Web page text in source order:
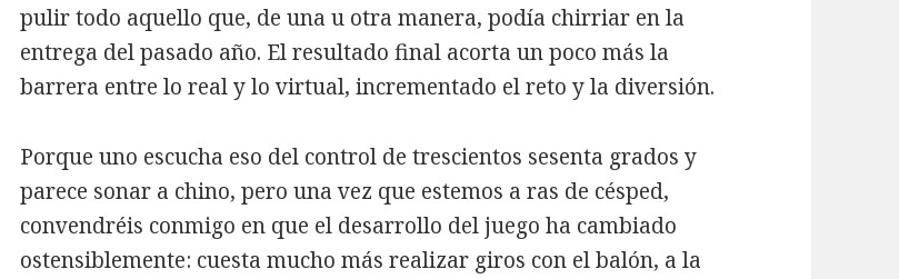
pulir todo aquello que, de una u otra manera, podía chirriar en la
entrega del pasado año. El resultado final acorta un poco más la
barrera entre lo real y lo virtual, incrementado el reto y la diversión.
Porque uno escucha eso del control de trescientos sesenta grados y
parece sonar a chino, pero una vez que estemos a ras de césped,
convendréis conmigo en que el desarrollo del juego ha cambiado
ostensiblemente: cuesta mucho más realizar giros con el balón, a la